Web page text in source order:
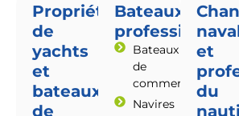
Propriétaires
de
yachts
et
bateaux
de
Bateaux
professionnels
Bateaux
de
commerce
Navires
et
du